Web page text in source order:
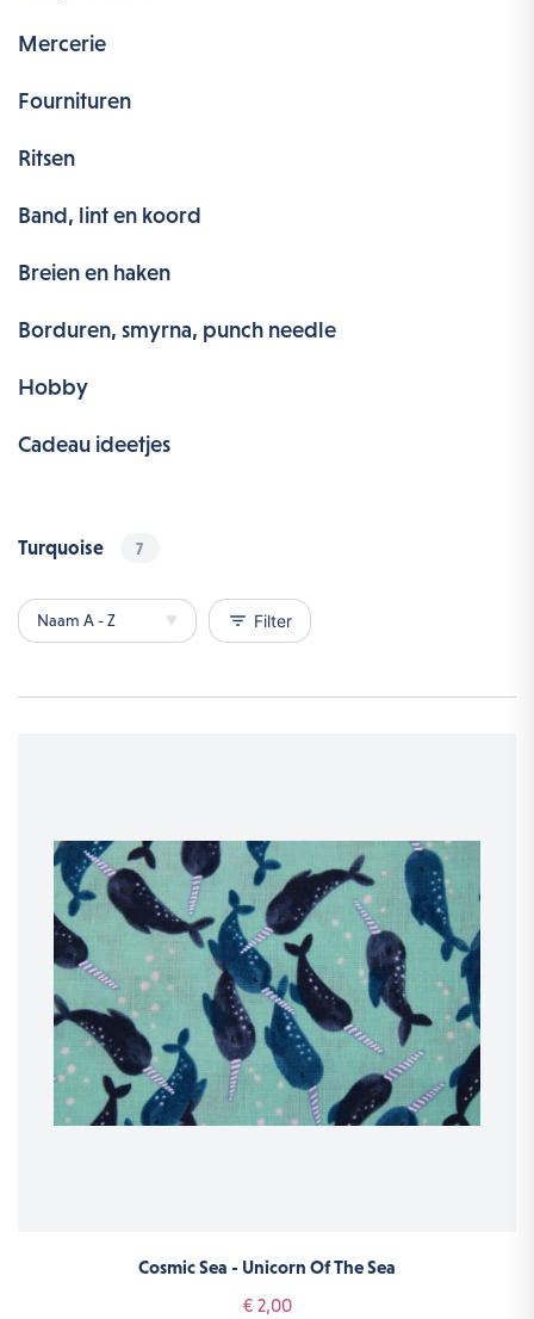
Mercerie
Fournituren
Ritsen
Band, lint en koord
Breien en haken
Borduren, smyrna, punch needle
Hobby
Cadeau ideetjes
Turquoise 7
filter_list Filter
Cosmic Sea - Unicorn Of The Sea
€ 2,00